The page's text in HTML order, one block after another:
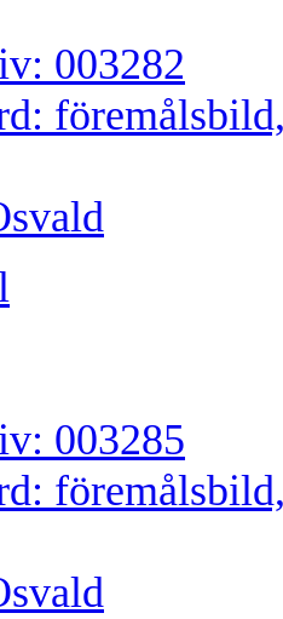
003282
003285